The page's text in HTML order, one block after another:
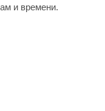
и времени.